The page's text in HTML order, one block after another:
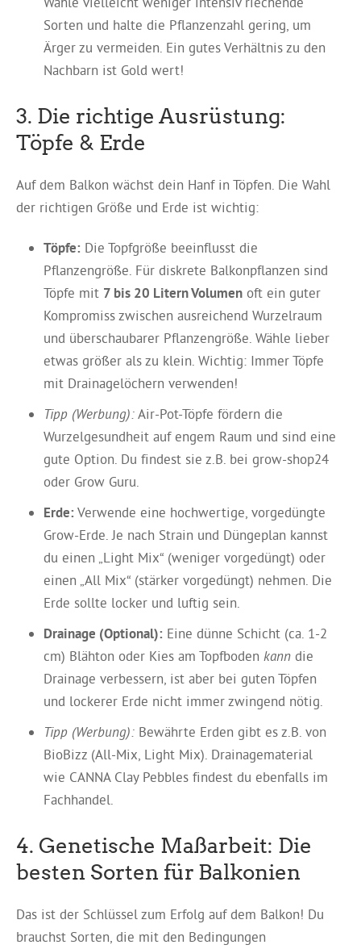
Sorten und halte die Pflanzenzahl gering, um
Ärger zu vermeiden. Ein gutes Verhältnis zu den
Nachbarn ist Gold wert!
3. Die richtige Ausrüstung:
Töpfe & Erde
Auf dem Balkon wächst dein Hanf in Töpfen. Die Wahl
der richtigen Größe und Erde ist wichtig:
Töpfe: Die Topfgröße beeinflusst die
Pflanzengröße. Für diskrete Balkonpflanzen sind
Töpfe mit 7 bis 20 Litern Volumen oft ein guter
Kompromiss zwischen ausreichend Wurzelraum
und überschaubarer Pflanzengröße. Wähle lieber
etwas größer als zu klein. Wichtig: Immer Töpfe
mit Drainagelöchern verwenden!
Tipp (Werbung):Air-Pot-Töpfe fördern die
Wurzelgesundheit auf engem Raum und sind eine
gute Option. Du findest sie z.B. bei grow-shop24
oder Grow Guru.
Erde: Verwende eine hochwertige, vorgedüngte
Grow-Erde. Je nach Strain und Düngeplan kannst
du einen „Light Mix“ (weniger vorgedüngt) oder
einen „All Mix“ (stärker vorgedüngt) nehmen. Die
Erde sollte locker und luftig sein.
Drainage (Optional): Eine dünne Schicht (ca. 1-2
cm) Blähton oder Kies am Topfboden kann die
Drainage verbessern, ist aber bei guten Töpfen
und lockerer Erde nicht immer zwingend nötig.
Tipp (Werbung): Bewährte Erden gibt es z.B. von
BioBizz (All-Mix, Light Mix). Drainagematerial
wie CANNA Clay Pebbles findest du ebenfalls im
Fachhandel.
4. Genetische Maßarbeit: Die
besten Sorten für Balkonien
Das ist der Schlüssel zum Erfolg auf dem Balkon! Du
brauchst Sorten, die mit den Bedingungen